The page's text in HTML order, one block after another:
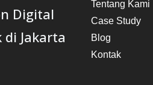
Digital
Jakarta
Tentang Kami
Case Study
Blog
Kontak